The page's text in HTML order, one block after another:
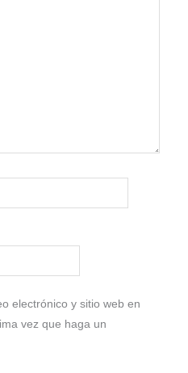
electrónico y sitio web en
vez que haga un